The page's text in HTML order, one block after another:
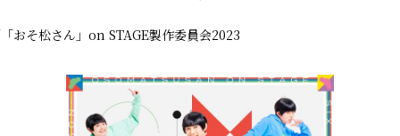
おそ松さん」on STAGE製作委員会2023